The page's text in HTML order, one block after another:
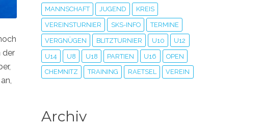
der
MANNSCHAFT JUGEND KREIS
VEREINSTURNIER SKS-INFO TERMINE
VERGNÜGEN BLITZTURNIER U10 U12
U14 U8 U18 PARTIEN U16 OPEN
CHEMNITZ TRAINING RAETSEL VEREIN
Archiv